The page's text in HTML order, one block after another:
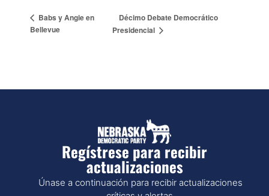
Babs y Angie en
Bellevue
Décimo Debate Democrático
Presidencial
Regístrese para recibir
actualizaciones
Únase a continuación para recibir actualizaciones